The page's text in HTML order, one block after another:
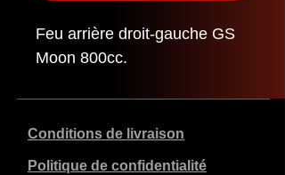
Feu arrière droit-gauche GS
Moon 800cc.
Conditions de livraison
Politique de confidentialité